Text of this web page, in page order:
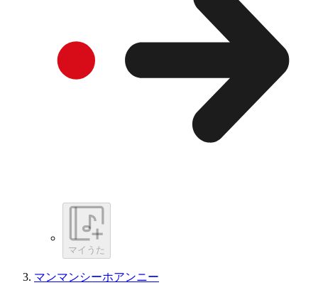
マイうた
マンマンシーホアンニー